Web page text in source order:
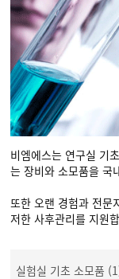
비엠에스는 연구실 기
는 장비와 소모품을 국
또한 오랜 경험과 전
저한 사후관리를 지원
실험실 기초 소모품